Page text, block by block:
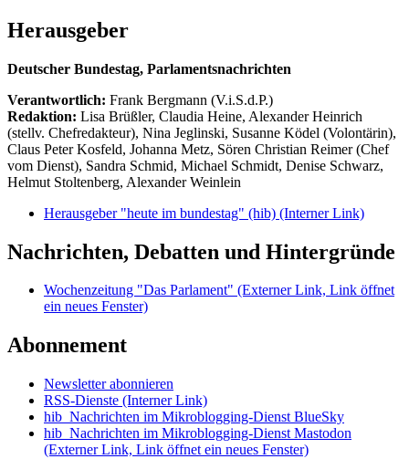
Herausgeber
Deutscher Bundestag, Parlamentsnachrichten
Verantwortlich: Frank Bergmann (V.i.S.d.P.)
Redaktion: Lisa Brüßler, Claudia Heine, Alexander Heinrich
(stellv. Chefredakteur), Nina Jeglinski, Susanne Ködel (Volontärin),
Claus Peter Kosfeld, Johanna Metz, Sören Christian Reimer (Chef
vom Dienst), Sandra Schmid, Michael Schmidt, Denise Schwarz,
Helmut Stoltenberg, Alexander Weinlein
Herausgeber "heute im bundestag" (hib) (Interner Link)
Nachrichten, Debatten und Hintergründe
Wochenzeitung "Das Parlament" (Externer Link, Link öffnet
ein neues Fenster)
Abonnement
Newsletter abonnieren
RSS-Dienste (Interner Link)
hib_Nachrichten im Mikroblogging-Dienst BlueSky
hib_Nachrichten im Mikroblogging-Dienst Mastodon
(Externer Link, Link öffnet ein neues Fenster)